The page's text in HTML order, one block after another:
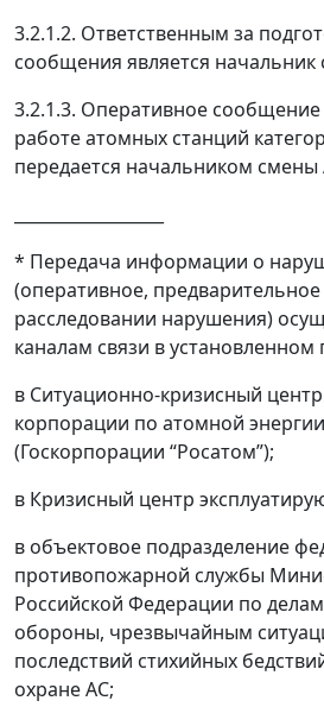
3.2.1.2. Ответственным за
сообщения является
3.2.1.3. Оперативное
работе атомных станций
передается начальником
* Передача информации о
(оперативное,
расследовании нарушения)
каналам связи в установленном
в Ситуационно-кризисный
корпорации по атомной
(Госкорпорации “Росатом”);
в Кризисный центр
в объектовое подразделение
противопожарной службы
Российской Федерации по
обороны, чрезвычайным
последствий стихийных
охране АС;